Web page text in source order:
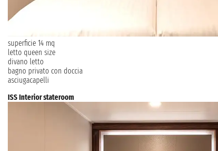
superficie 14 mq
letto queen size
divano letto
bagno privato con doccia
asciugacapelli
ISS Interior stateroom